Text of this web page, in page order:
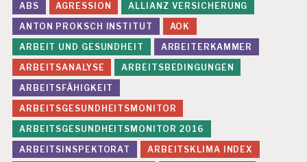
ABS
AGRESSION
ALLIANZ VERSICHERUNG
ANTON PROKSCH INSTITUT
AOK
ARBEIT UND GESUNDHEIT
ARBEITERKAMMER
ARBEITSANALYSE
ARBEITSBEDINGUNGEN
ARBEITSFÄHIGKEIT
ARBEITSGESUNDHEITSMONITOR
ARBEITSGESUNDHEITSMONITOR 2016
ARBEITSINSPEKTORAT
ARBEITSKLIMA INDEX